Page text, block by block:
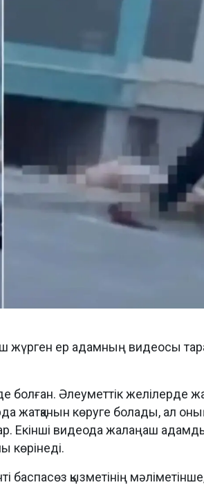
жүрген ер адамның видеосы
болған. Әлеуметтік желілерде
жатқанын көруге болады, ал
Екінші видеода жалаңаш адамды
көрінеді.
қызметінің мәліметінше,